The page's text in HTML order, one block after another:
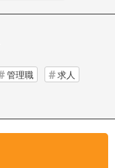
管理職
求人